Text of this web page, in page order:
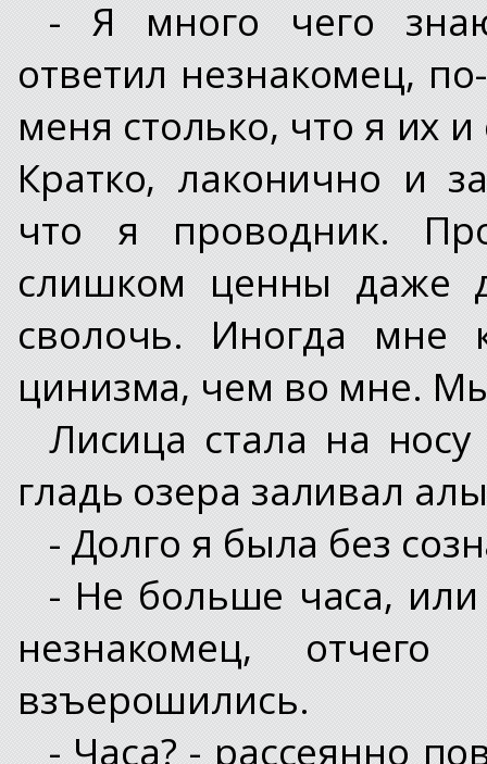
- Я много чего
ответил незнакомец,
меня столько, что я их
Кратко, лаконично и
что я проводник.
слишком ценны даже
сволочь. Иногда мне
цинизма, чем во мне.
Лисица стала на
гладь озера заливал
- Долго я была без
- Не больше часа,
незнакомец,
взъерошились.
- Часа? - рассеянно